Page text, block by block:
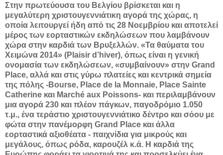
Στην πρωτεύουσα του Βελγίου βρίσκεται και η
μεγαλύτερη χριστουγεννιάτικη αγορά της χώρας, η
οποία λειτουργεί ήδη από τις 28 Νοεμβρίου και αποτελεί
μέρος των εορταστικών εκδηλώσεων που λαμβάνουν
χώρα στην καρδιά των Βρυξελλών. «Τα θαύματα του
Χειμώνα 2014» (Plaisir d’hiver), όπως είναι η γενική
ονομασία των εκδηλώσεων, «συμβαίνουν» στην Grand
Place, αλλά και στις γύρω πλατείες και κεντρικά σημεία
της πόλης -Bourse, Place de la Monnaie, Place Sainte
Catherine και Marché aux Poissons- και περιλαμβάνουν
μια αγορά 230 και πλέον πάγκων, παγοδρόμιο 1.050
τ.μ., ένα τεράστιο χριστουγεννιάτικο δέντρο και σόου με
φώτα στην πανέμορφη Grand Place και άλλα
εορταστικά αξιοθέατα - παιχνίδια για μικρούς και
μεγάλους, όπως ρόδα, καρουζέλ κ.ά. Η καρδιά της